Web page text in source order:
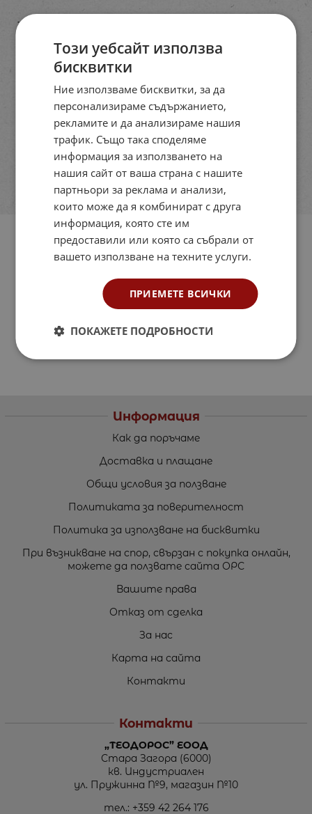
Информация
Как да поръчаме
Доставка и плащане
Общи условия за ползване
Политиката за поверителност
Политика за използване на бисквитки
При възникване на спор, свързан с покупка онлайн,
можете да ползвате сайта ОРС
Вашите права
Отказ от сделка
За нас
Карта на сайта
Контакти
Контакти
„ТЕОДОРОС” ЕООД
Стара Загора (6000)
кв. Индустриален
ул. Пружинна №9, магазин №10
тел.: +359 42 264 176
Този уебсайт използва
бисквитки
Ние използваме бисквитки, за да
персонализираме съдържанието,
рекламите и да анализираме нашия
трафик. Също така споделяме
информация за използването на
нашия сайт от ваша страна с нашите
партньори за реклама и анализи,
които може да я комбинират с друга
информация, която сте им
предоставили или която са събрали от
вашето използване на техните услуги.
ПРИЕМЕТЕ ВСИЧКИ
ПОКАЖЕТЕ ПОДРОБНОСТИ